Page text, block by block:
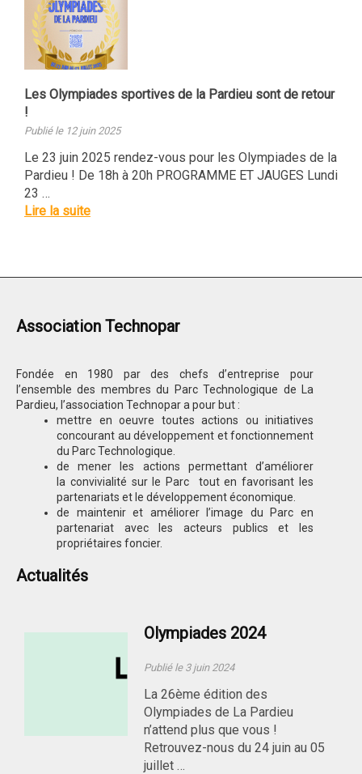
Les Olympiades sportives de la Pardieu sont de retour
!
Publié le 12 juin 2025
Le 23 juin 2025 rendez-vous pour les Olympiades de la
Pardieu ! De 18h à 20h PROGRAMME ET JAUGES Lundi
23 …
Lire la suite
Association Technopar
Fondée en 1980 par des chefs d’entreprise pour
l’ensemble des membres du Parc Technologique de La
Pardieu, l’association Technopar a pour but :
mettre en oeuvre toutes actions ou initiatives
concourant au développement et fonctionnement
du Parc Technologique.
de mener les actions permettant d’améliorer
la convivialité sur le Parc tout en favorisant les
partenariats et le développement économique.
de maintenir et améliorer l’image du Parc en
partenariat avec les acteurs publics et les
propriétaires foncier.
Actualités
Olympiades 2024
Publié le 3 juin 2024
La 26ème édition des
Olympiades de La Pardieu
n’attend plus que vous !
Retrouvez-nous du 24 juin au 05
juillet …